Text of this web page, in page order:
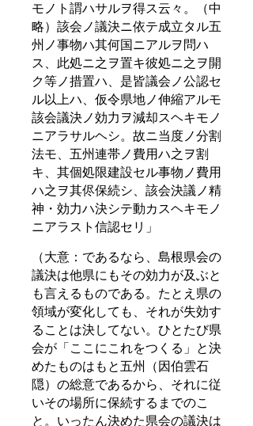
モノト謂ハサルヲ得ス云々。（中
略）該会ノ議決ニ依テ成立タル五
州ノ事物ハ其何国ニアルヲ問ハ
ス、此処ニ之ヲ置キ彼処ニ之ヲ開
ク等ノ措置ハ、是皆議会ノ公認セ
ル以上ハ、仮令県地ノ伸縮アルモ
該会議決ノ効力ヲ減却スヘキモノ
ニアラサルヘシ。故ニ当度ノ分割
法モ、五州連帯ノ費用ハ之ヲ割
キ、其個処限建設セル事物ノ費用
ハ之ヲ其侭保続シ、該会決議ノ精
神・効力ハ決シテ動カスヘキモノ
ニアラスト信認セリ」
（大意：であるなら、島根県会の
議決は他県にもその効力が及ぶと
も言えるものである。たとえ県の
領域が変化しても、それが失効す
ることは決してない。ひとたび県
会が「ここにこれをつくる」と決
めたものはもと五州（因伯雲石
隠）の総意であるから、それに従
いその場所に保続するまでのこ
と。いったん決めた県会の議決は